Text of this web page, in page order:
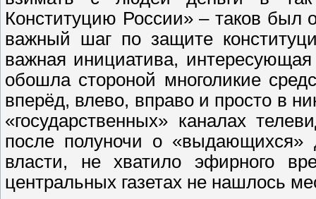
Конституцию России» – таков был
важный шаг по защите
важная инициатива,
обошла стороной многоликие
вперёд, влево, вправо и просто в
«государственных» каналах
после полуночи о «выдающихся»
власти, не хватило эфирного
центральных газетах не нашлось